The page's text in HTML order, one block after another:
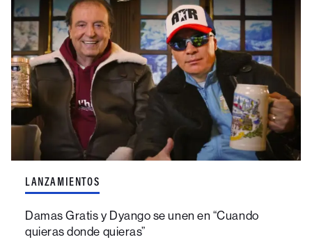
LANZAMIENTOS
Damas Gratis y Dyango se unen en “Cuando
quieras donde quieras”